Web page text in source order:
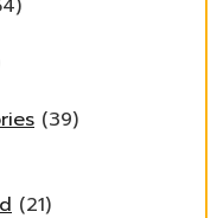
(39)
(21)